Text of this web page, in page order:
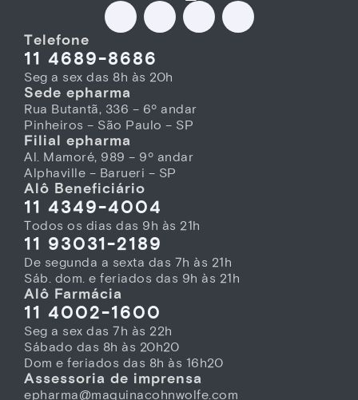
Telefone
11 4689-8686
Seg a sex das 8h às 20h
Sede epharma
Rua Butantã, 336 – 6º andar
Pinheiros – São Paulo – SP
Filial epharma
Al. Mamoré, 989 – 9º andar
Alphaville – Barueri – SP
Alô Beneficiário
11 4349-4004
Todos os dias das 9h às 21h
11 93031-2189
De segunda a sexta das 7h às 21h
Sáb. dom. e feriados das 9h às 21h
Alô Farmácia
11 4002-1600
Seg a sex das 7h às 22h
Sábado das 8h às 20h20
Dom e feriados das 8h às 16h20
Assessoria de imprensa
epharma@maquinacohnwolfe.com